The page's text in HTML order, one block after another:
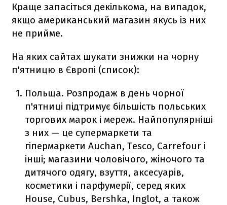
Краще запасіться декількома, на випадок,
якщо американський магазин якусь із них
не прийме.
На яких сайтах шукати знижки на чорну
п'ятницю в Європі (список):
Польща. Розпродаж в день чорної
п'ятниці підтримує більшість польських
торгових марок і мереж. Найпопулярніші
з них — це супермаркети та
гіпермаркети Auchan, Tesco, Carrefour і
інші; магазини чоловічого, жіночого та
дитячого одягу, взуття, аксесуарів,
косметики і парфумерії, серед яких
House, Cubus, Bershka, Inglot, а також